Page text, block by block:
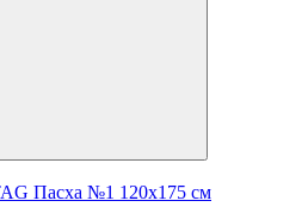
Пасха №1 120x175 см